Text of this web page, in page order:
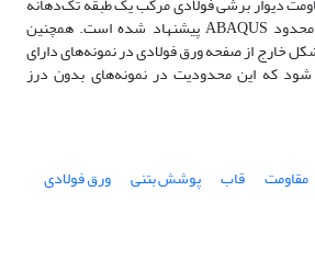
به کمک نرم‌افزار اجزای محدود ABAQUS پیشنهاد شده است. همچنین
خارج از صفحه ورق فولادی در نمونه‌های دارای
که این محدودیت در نمونه‌های بدون درز
مقاومت قاب پوشش بتنی
ورق فولادی